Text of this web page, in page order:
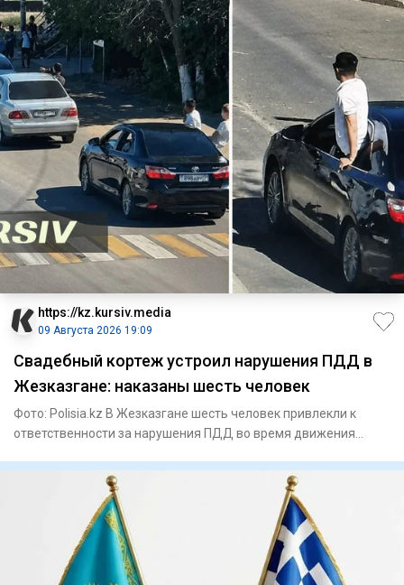
https://kz.kursiv.media
09 Августа 2026 19:09
Свадебный кортеж устроил нарушения ПДД в
Жезказгане: наказаны шесть человек
Фото: Polisia.kz В Жезказгане шесть человек привлекли к
ответственности за нарушения ПДД во время движения